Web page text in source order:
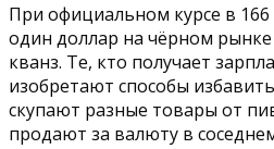
При официальном курсе в 166
один доллар на чёрном
кванз. Те, кто получает
изобретают способы
скупают разные товары от
продают за валюту в